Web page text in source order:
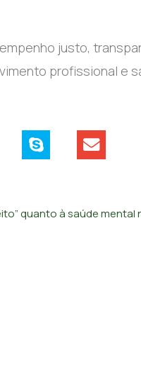
justo,
profissional e